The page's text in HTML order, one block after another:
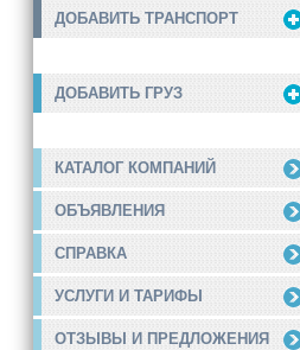
ДОБАВИТЬ ТРАНСПОРТ
ДОБАВИТЬ ГРУЗ
КАТАЛОГ КОМПАНИЙ
ОБЪЯВЛЕНИЯ
СПРАВКА
УСЛУГИ И ТАРИФЫ
ОТЗЫВЫ И ПРЕДЛОЖЕНИЯ